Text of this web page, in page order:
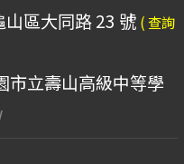
區大同路 23 號 ( 查詢
市立壽山高級中等學